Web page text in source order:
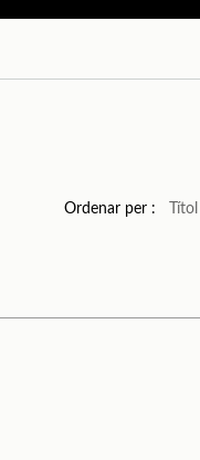
Ordenar per : Títol